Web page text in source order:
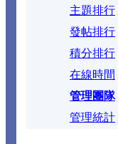
主題排行
發帖排行
積分排行
在線時間
管理團隊
管理統計